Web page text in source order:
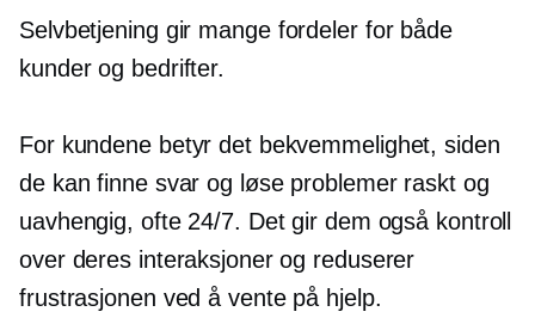
Selvbetjening gir mange fordeler for både
kunder og bedrifter.
For kundene betyr det bekvemmelighet, siden
de kan finne svar og løse problemer raskt og
uavhengig, ofte 24/7. Det gir dem også kontroll
over deres interaksjoner og reduserer
frustrasjonen ved å vente på hjelp.